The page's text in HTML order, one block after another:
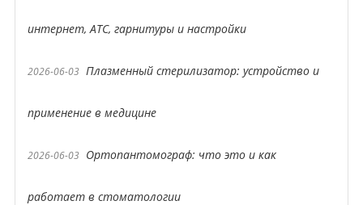
интернет, АТС, гарнитуры и настройки
2026-06-03 Плазменный стерилизатор: устройство и
применение в медицине
2026-06-03 Ортопантомограф: что это и как
работает в стоматологии